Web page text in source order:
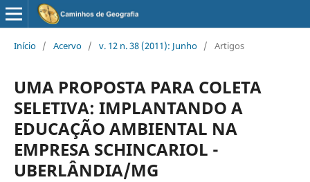
Início / Acervo / v. 12 n. 38 (2011): Junho / Artigos
UMA PROPOSTA PARA COLETA
SELETIVA: IMPLANTANDO A
EDUCAÇÃO AMBIENTAL NA
EMPRESA SCHINCARIOL -
UBERLÂNDIA/MG